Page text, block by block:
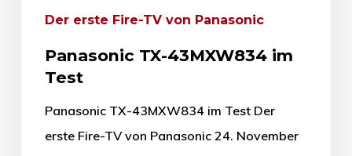
Der erste Fire-TV von Panasonic
Panasonic TX-43MXW834 im
Test
Panasonic TX-43MXW834 im Test Der
erste Fire-TV von Panasonic 24. November